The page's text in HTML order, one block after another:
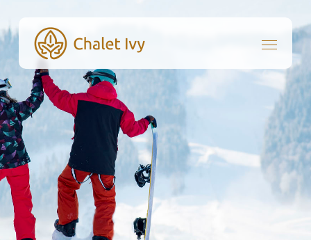
to
main
content
Menu